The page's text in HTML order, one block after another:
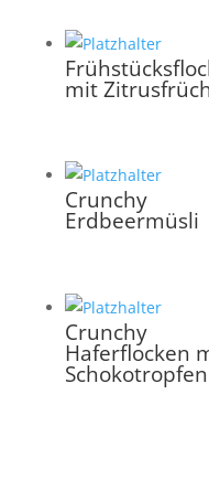
mit
Crunchy
Erdbeermüsli
Crunchy
Haferflocken
Schokotropfen